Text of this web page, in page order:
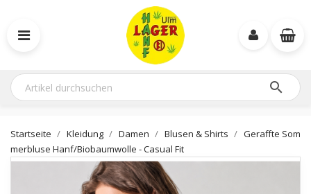

Startseite Kleidung Damen Blusen & Shirts
Geraffte Som
merbluse Hanf/Biobaumwolle - Casual Fit